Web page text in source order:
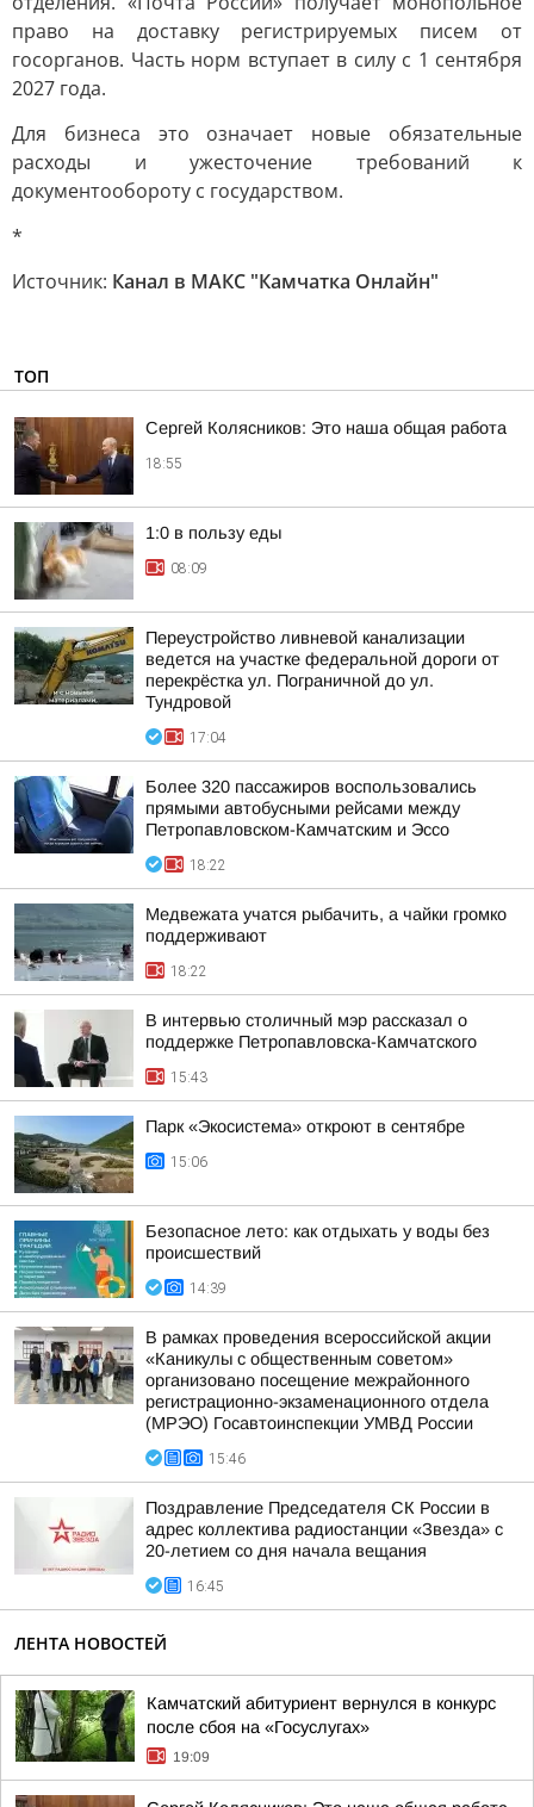
право на доставку регистрируемых писем от
госорганов. Часть норм вступает в силу с 1 сентября
2027 года.
Для бизнеса это означает новые обязательные
расходы и ужесточение требований к
документообороту с государством.
*
Источник: Канал в МАКС "Камчатка Онлайн"
ТОП
Сергей Колясников: Это наша общая работа
18:55
1:0 в пользу еды
08:09
Переустройство ливневой канализации
ведется на участке федеральной дороги от
перекрёстка ул. Пограничной до ул.
Тундровой
17:04
Более 320 пассажиров воспользовались
прямыми автобусными рейсами между
Петропавловском-Камчатским и Эссо
18:22
Медвежата учатся рыбачить, а чайки громко
поддерживают
18:22
В интервью столичный мэр рассказал о
поддержке Петропавловска-Камчатского
15:43
Парк «Экосистема» откроют в сентябре
15:06
Безопасное лето: как отдыхать у воды без
происшествий
14:39
В рамках проведения всероссийской акции
«Каникулы с общественным советом»
организовано посещение межрайонного
регистрационно-экзаменационного отдела
(МРЭО) Госавтоинспекции УМВД России
15:46
Поздравление Председателя СК России в
адрес коллектива радиостанции «Звезда» с
20-летием со дня начала вещания
16:45
ЛЕНТА НОВОСТЕЙ
Камчатский абитуриент вернулся в конкурс
после сбоя на «Госуслугах»
19:09